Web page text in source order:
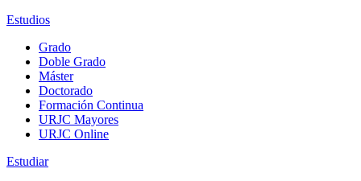
Estudios
Grado
Doble Grado
Máster
Doctorado
Formación Continua
URJC Mayores
URJC Online
Estudiar